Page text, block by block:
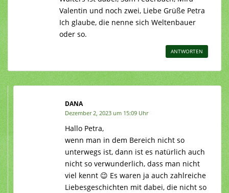
Valentin und noch zwei, Liebe Grüße Petra
Ich glaube, die nenne sich Weltenbauer
oder so.
ANTWORTEN
DANA
Dezember 2, 2023 um 15:09 Uhr
Hallo Petra,
wenn man in dem Bereich nicht so
unterwegs ist, dann ist es natürlich auch
nicht so verwunderlich, dass man nicht
viel kennt 😉 Es waren ja auch zahlreiche
Liebesgeschichten mit dabei, die nicht so